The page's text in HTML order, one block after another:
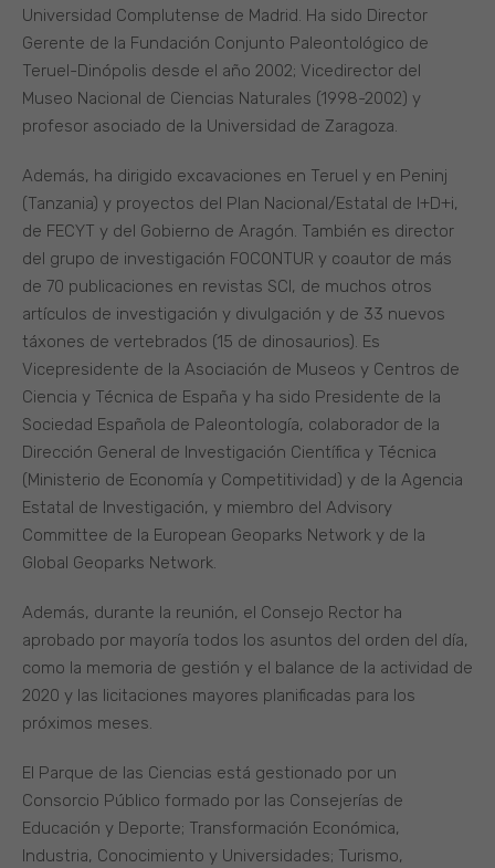
Universidad Complutense de Madrid. Ha sido Director
Gerente de la Fundación Conjunto Paleontológico de
Teruel-Dinópolis desde el año 2002; Vicedirector del
Museo Nacional de Ciencias Naturales (1998-2002) y
profesor asociado de la Universidad de Zaragoza.
Además, ha dirigido excavaciones en Teruel y en Peninj
(Tanzania) y proyectos del Plan Nacional/Estatal de I+D+i,
de FECYT y del Gobierno de Aragón. También es director
del grupo de investigación FOCONTUR y coautor de más
de 70 publicaciones en revistas SCI, de muchos otros
artículos de investigación y divulgación y de 33 nuevos
táxones de vertebrados (15 de dinosaurios). Es
Vicepresidente de la Asociación de Museos y Centros de
Ciencia y Técnica de España y ha sido Presidente de la
Sociedad Española de Paleontología, colaborador de la
Dirección General de Investigación Científica y Técnica
(Ministerio de Economía y Competitividad) y de la Agencia
Estatal de Investigación, y miembro del Advisory
Committee de la European Geoparks Network y de la
Global Geoparks Network.
Además, durante la reunión, el Consejo Rector ha
aprobado por mayoría todos los asuntos del orden del día,
como la memoria de gestión y el balance de la actividad de
2020 y las licitaciones mayores planificadas para los
próximos meses.
El Parque de las Ciencias está gestionado por un
Consorcio Público formado por las Consejerías de
Educación y Deporte; Transformación Económica,
Industria, Conocimiento y Universidades; Turismo,